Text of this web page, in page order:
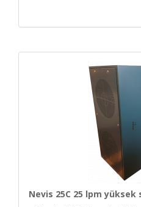
Nevis 25C 25 lpm